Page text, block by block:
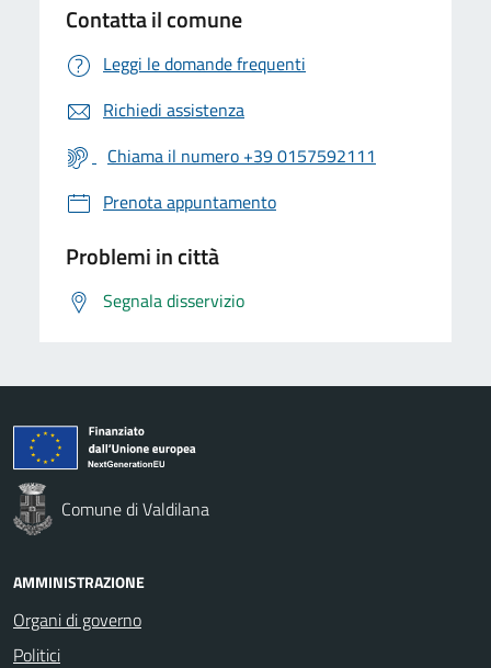
Contatta il comune
Leggi le domande frequenti
Richiedi assistenza
Chiama il numero +39 0157592111
Prenota appuntamento
Problemi in città
Segnala disservizio
Comune di Valdilana
AMMINISTRAZIONE
Organi di governo
Politici